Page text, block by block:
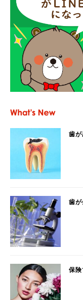
歯が
歯が
保険